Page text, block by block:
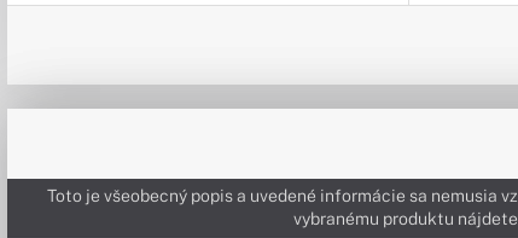
Toto je všeobecný popis a uvedené informácie sa
vybranému produktu nájdete